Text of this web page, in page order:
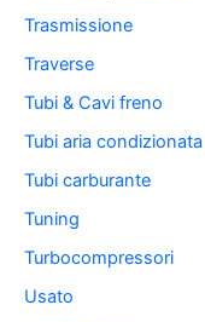
Trasmissione
Traverse
Tubi & Cavi freno
Tubi aria condizionata
Tubi carburante
Tuning
Turbocompressori
Usato